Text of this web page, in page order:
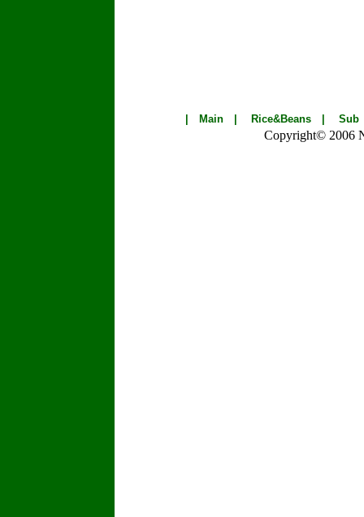
Main| Rice&Beans| Sub
Copyright© 2006